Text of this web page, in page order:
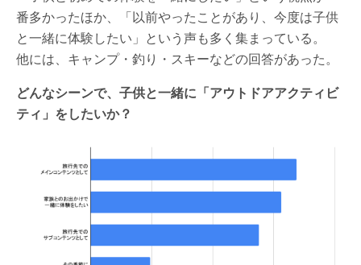
番多かったほか、「以前やったことがあり、今度は子供
と一緒に体験したい」という声も多く集まっている。
他には、キャンプ・釣り・スキーなどの回答があった。
どんなシーンで、子供と一緒に「アウトドアアクティビ
ティ」をしたいか？